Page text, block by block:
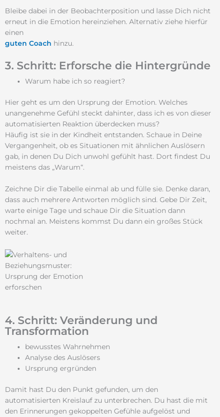
Bleibe dabei in der Beobachterposition und lasse Dich nicht
erneut in die Emotion hereinziehen. Alternativ ziehe hierfür
einen
guten Coach hinzu.
3. Schritt: Erforsche die Hintergründe
Warum habe ich so reagiert?
Hier geht es um den Ursprung der Emotion. Welches
unangenehme Gefühl steckt dahinter, dass ich es von dieser
automatisierten Reaktion überdecken muss?
Häufig ist sie in der Kindheit entstanden. Schaue in Deine
Vergangenheit, ob es Situationen mit ähnlichen Auslösern
gab, in denen Du Dich unwohl gefühlt hast. Dort findest Du
meistens das „Warum“.
Zeichne Dir die Tabelle einmal ab und fülle sie. Denke daran,
dass auch mehrere Antworten möglich sind. Gebe Dir Zeit,
warte einige Tage und schaue Dir die Situation dann
nochmal an. Meistens kommst Du dann ein großes Stück
weiter.
4. Schritt: Veränderung und
Transformation
bewusstes Wahrnehmen
Analyse des Auslösers
Ursprung ergründen
Damit hast Du den Punkt gefunden, um den
automatisierten Kreislauf zu unterbrechen. Du hast die mit
den Erinnerungen gekoppelten Gefühle aufgelöst und